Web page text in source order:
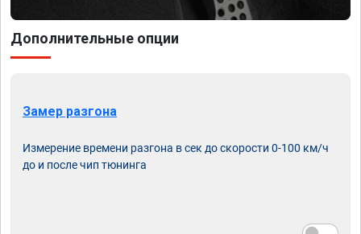
Дополнительные опции
Замер разгона
Измерение времени разгона в сек до скорости 0-100 км/ч
до и после чип тюнинга